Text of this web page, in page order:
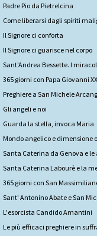
Padre Pio da Pietrelcina
Come liberarsi dagli spiriti
Il Signore ci conforta
Il Signore ci guarisce nel corpo
Sant'Andrea Bessette. I
365 giorni con Papa Giovanni
Preghiere a San Michele
Gli angeli e noi
Guarda la stella, invoca Maria
Mondo angelico e dimensione
Santa Caterina da Genova e
Santa Caterina Labourè e la
365 giorni con San
Sant' Antonino Abate e San
L'esorcista Candido Amantini
Le più efficaci preghiere in